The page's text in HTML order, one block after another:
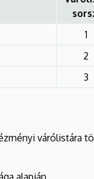
1
2
3
várólistára
alapján,